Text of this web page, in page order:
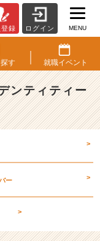
録 ログイン MENU
探す 就職イベント
ンティティー
>
ー >
>